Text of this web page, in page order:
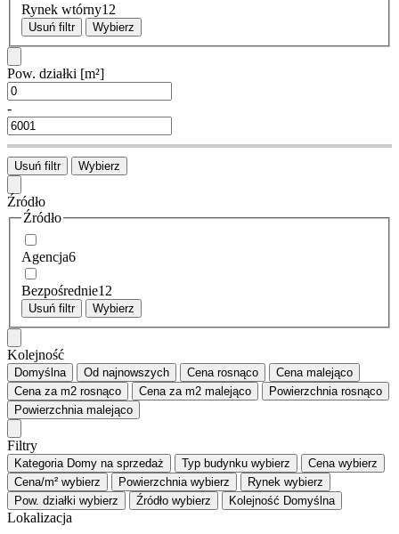
Rynek wtórny12
Usuń filtr Wybierz
Pow. działki [m²]
-
Usuń filtr Wybierz
Źródło
Źródło
Agencja6
Bezpośrednie12
Usuń filtr Wybierz
Kolejność
Domyślna Od najnowszych Cena rosnąco Cena malejąco
Cena za m2 rosnąco Cena za m2 malejąco Powierzchnia rosnąco
Powierzchnia malejąco
Filtry
Kategoria Domy na sprzedaż Typ budynku wybierz Cena wybierz
Cena/m² wybierz Powierzchnia wybierz Rynek wybierz
Pow. działki wybierz Źródło wybierz Kolejność Domyślna
Lokalizacja